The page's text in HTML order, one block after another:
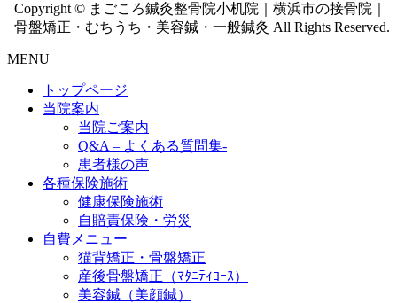
Copyright © まごころ鍼灸整骨院小机院｜横浜市の接骨院｜
骨盤矯正・むちうち・美容鍼・一般鍼灸 All Rights Reserved.
MENU
トップページ
当院案内
当院ご案内
Q&A – よくある質問集-
患者様の声
各種保険施術
健康保険施術
自賠責保険・労災
自費メニュー
猫背矯正・骨盤矯正
産後骨盤矯正（ﾏﾀﾆﾃｨｺｰｽ）
美容鍼（美顔鍼）